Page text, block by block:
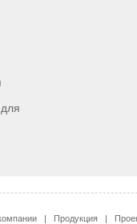
| Продукция |